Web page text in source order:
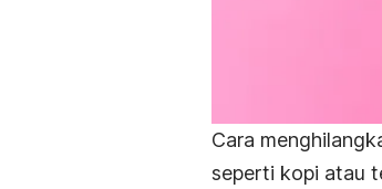
Cara
seperti kopi atau